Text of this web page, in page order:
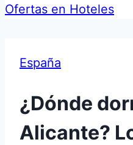
Ofertas en Hoteles
España
¿Dónde
Alicante?